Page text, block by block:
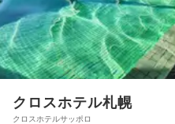
クロスホテル札幌
クロスホテルサッポロ